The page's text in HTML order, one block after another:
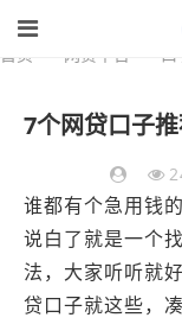
首页 网贷平台 口
谁都有个急用钱
说白了就是一个
法，大家听听就
贷口子就这些，